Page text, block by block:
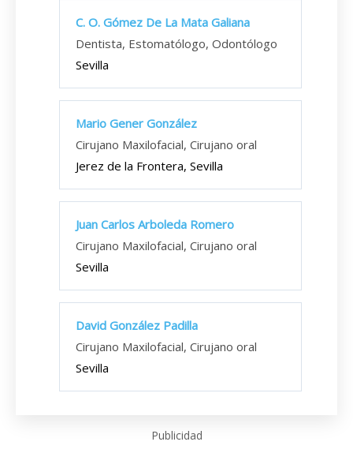
C. O. Gómez De La Mata Galiana
Dentista, Estomatólogo, Odontólogo
Sevilla
Mario Gener González
Cirujano Maxilofacial, Cirujano oral
Jerez de la Frontera, Sevilla
Juan Carlos Arboleda Romero
Cirujano Maxilofacial, Cirujano oral
Sevilla
David González Padilla
Cirujano Maxilofacial, Cirujano oral
Sevilla
Publicidad